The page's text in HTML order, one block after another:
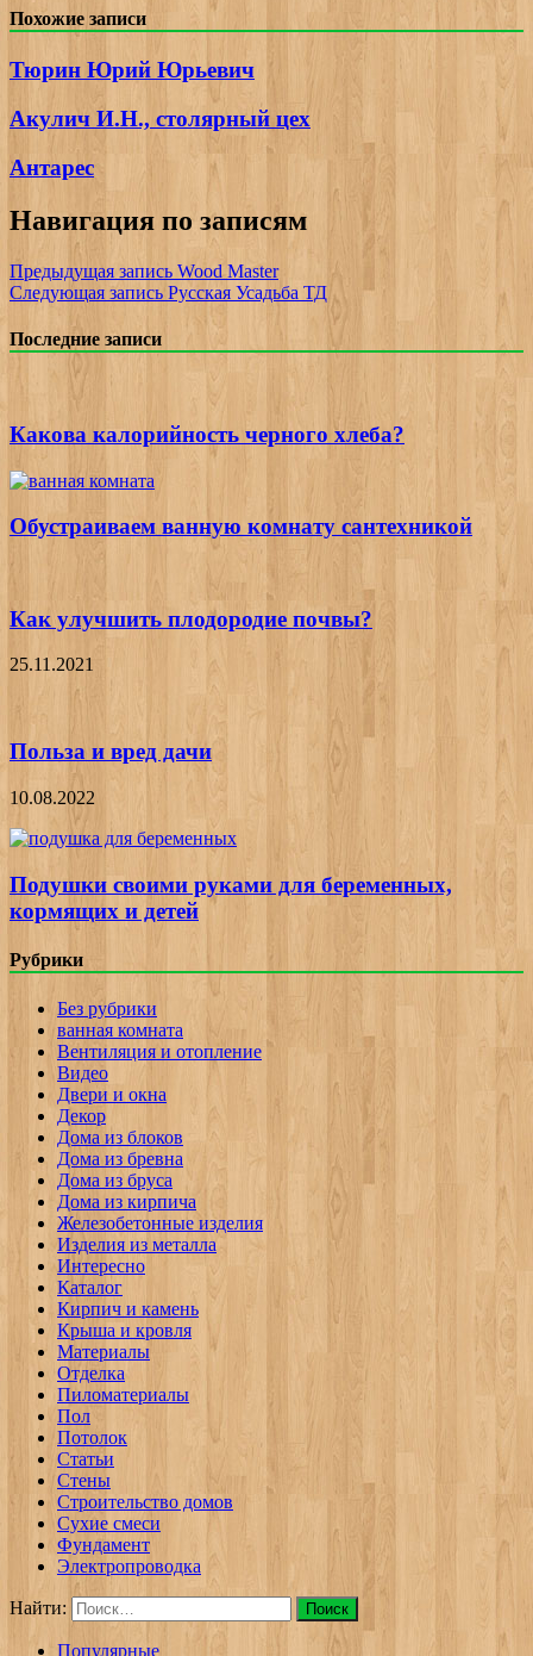
Похожие записи
Тюрин Юрий Юрьевич
Акулич И.Н., столярный цех
Антарес
Навигация по записям
Предыдущая запись Wood Master
Следующая запись Русская Усадьба ТД
Последние записи
Какова калорийность черного хлеба?
Обустраиваем ванную комнату сантехникой
Как улучшить плодородие почвы?
25.11.2021
Польза и вред дачи
10.08.2022
Подушки своими руками для беременных,
кормящих и детей
Рубрики
Без рубрики
ванная комната
Вентиляция и отопление
Видео
Двери и окна
Декор
Дома из блоков
Дома из бревна
Дома из бруса
Дома из кирпича
Железобетонные изделия
Изделия из металла
Интересно
Каталог
Кирпич и камень
Крыша и кровля
Материалы
Отделка
Пиломатериалы
Пол
Потолок
Статьи
Стены
Строительство домов
Сухие смеси
Фундамент
Электропроводка
Найти:
Популярные